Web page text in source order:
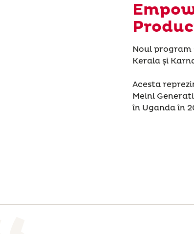
Noul program
Kerala și
Acesta
Meinl
în Uganda în